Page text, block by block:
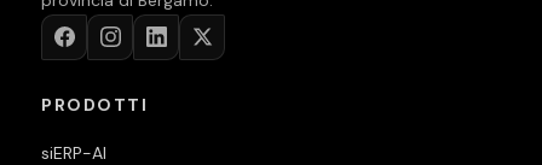
PRODOTTI
siERP-AI